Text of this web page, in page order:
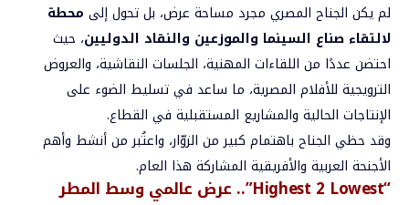
لم يكن الجناح المصري مجرد مساحة عرض، بل تحول إلى محطة
لالتقاء صناع السينما والموزعين والنقاد الدوليين، حيث
احتضن عددًا من اللقاءات المهنية، الجلسات النقاشية، والعروض
الترويجية للأفلام المصرية، ما ساعد في تسليط الضوء على
الإنتاجات الحالية والمشاريع المستقبلية في القطاع.
وقد حظي الجناح باهتمام كبير من الزوّار، واعتُبر من أنشط وأهم
الأجنحة العربية والأفريقية المشاركة هذا العام.
“Highest 2 Lowest”.. عرض عالمي وسط المطر